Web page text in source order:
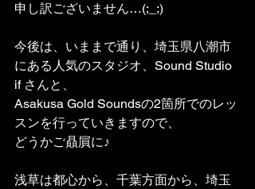
申し訳ございません…(;_;)
今後は、いままで通り、埼玉県八潮市
にある人気のスタジオ、Sound Studio
if さんと、
Asakusa Gold Soundsの2箇所でのレッ
スンを行っていきますので、
どうかご贔屓に♪
浅草は都心から、千葉方面から、埼玉